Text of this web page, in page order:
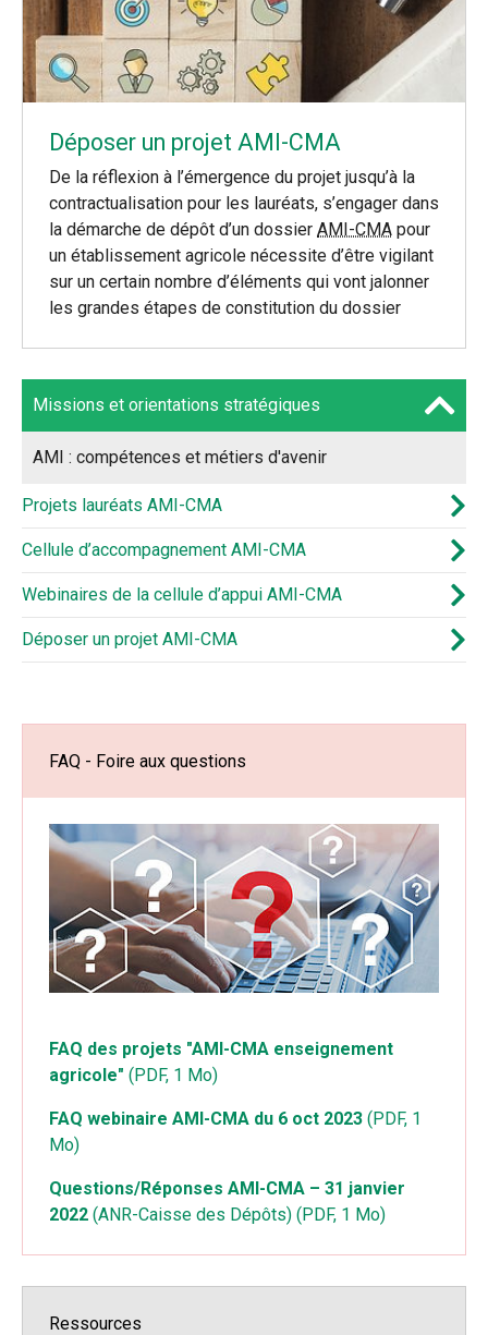
Déposer un projet AMI-CMA
De la réflexion à l’émergence du projet jusqu’à la
contractualisation pour les lauréats, s’engager dans
la démarche de dépôt d’un dossier AMI-CMA pour
un établissement agricole nécessite d’être vigilant
sur un certain nombre d’éléments qui vont jalonner
les grandes étapes de constitution du dossier
Missions et orientations stratégiques
AMI : compétences et métiers d'avenir
Projets lauréats AMI-CMA
Cellule d’accompagnement AMI-CMA
Webinaires de la cellule d’appui AMI-CMA
Déposer un projet AMI-CMA
FAQ - Foire aux questions
FAQ des projets "AMI-CMA enseignement
agricole" (PDF, 1 Mo)
FAQ webinaire AMI-CMA du 6 oct 2023 (PDF, 1
Mo)
Questions/Réponses AMI-CMA – 31 janvier
2022 (ANR-Caisse des Dépôts) (PDF, 1 Mo)
Ressources